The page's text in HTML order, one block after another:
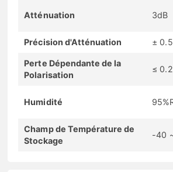
Atténuation 3dB
Précision d'Atténuation ±
Perte Dépendante de la
Polarisation
≤
Humidité
Champ de Température de
Stockage
-40